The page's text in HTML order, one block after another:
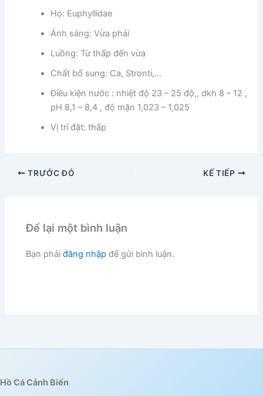
Họ: Euphyllidae
Ánh sáng: Vừa phải
Luồng: Từ thấp đến vừa
Chất bổ sung: Ca, Stronti,…
Điều kiện nước : nhiệt độ 23 – 25 độ,, dkh 8 – 12 ,
pH 8,1 – 8,4 , độ mặn 1,023 – 1,025
Vị trí đặt: thấp
TRƯỚC ĐÓ KẾ TIẾP
Để lại một bình luận
Bạn phảiđăng nhập để gửi bình luận.
Hồ Cá Cảnh Biển